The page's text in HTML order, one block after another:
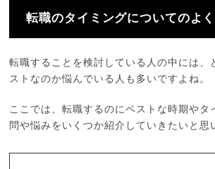
転職のタイミングについてのよ
転職することを検討している人の中には、
ストなのか悩んでいる人も多いですよね。
ここでは、転職するのにベストな時期やタ
問や悩みをいくつか紹介していきたいと思